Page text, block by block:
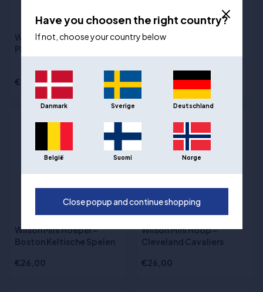
Wilson Mini Hoepel -
Phoenix Suns
€26,00
Wilson Mini Hoop -
Wilson Mini Hoepel -
Boston Keltische Spelen
€26,00
Wilson Mini Hoop -
Cleveland Cavaliers
€26,00
Have you choosen the right country?
If not, choose your country below
Danmark Sverige Deutschland
België Suomi Norge
Close popup and continue shopping